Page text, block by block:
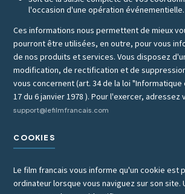
l'occasion d'une opération événementielle.
Ces informations nous permettent de mieux
pourront être utilisées, en outre, pour vous
de nos produits et services. Vous disposez
modification, de rectification et de
vous concernent (art. 34 de la loi "Informatique
17 du 6 janvier 1978 ). Pour l'exercer, adressez
support@lefilmfrancais.com
COOKIES
Le film francais vous informe qu'un cookie est
ordinateur lorsque vous naviguez sur son site.